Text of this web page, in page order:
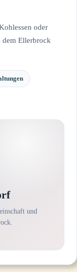
oder
dem Ellerbrock
und